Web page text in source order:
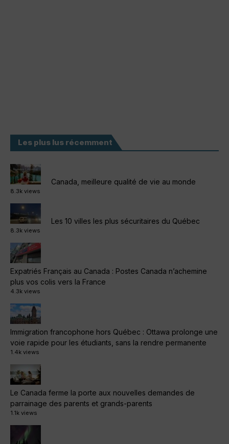
Les plus lus récemment
Canada, meilleure qualité de vie au monde
8.3k views
Les 10 villes les plus sécuritaires du Québec
8.3k views
Expatriés Français au Canada : Postes Canada n’achemine
plus vos colis vers la France
4.3k views
Immigration francophone hors Québec : Ottawa prolonge une
voie rapide pour les étudiants, sans la rendre permanente
1.4k views
Le Canada ferme la porte aux nouvelles demandes de
parrainage des parents et grands-parents
1.1k views